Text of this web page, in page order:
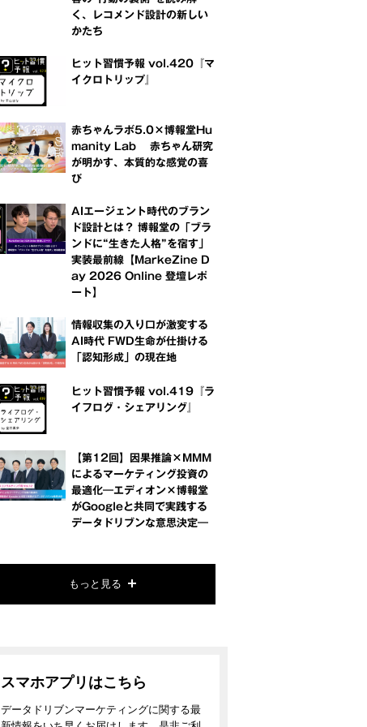
く、レコメンド設計の新しい
かたち
ヒット習慣予報 vol.420『マ
イクロトリップ』
赤ちゃんラボ5.0×博報堂Hu
manity Lab 赤ちゃん研究
が明かす、本質的な感覚の喜
び
AIエージェント時代のブラン
ド設計とは？ 博報堂の「ブラ
ンドに“生きた人格”を宿す」
実装最前線【MarkeZine D
ay 2026 Online 登壇レポ
ート】
情報収集の入り口が激変する
AI時代 FWD生命が仕掛ける
「認知形成」の現在地
ヒット習慣予報 vol.419『ラ
イフログ・シェアリング』
【第12回】因果推論×MMM
によるマーケティング投資の
最適化―エディオン×博報堂
がGoogleと共同で実践する
データドリブンな意思決定―
もっと見る
スマホアプリはこちら
データドリブンマーケティングに関する最